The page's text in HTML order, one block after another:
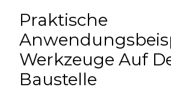
Praktische
Werkzeuge Auf
Baustelle